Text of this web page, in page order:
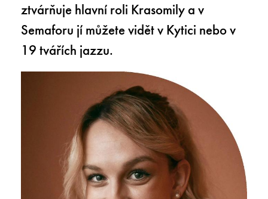
ztvárňuje hlavní roli Krasomily a v
Semaforu jí můžete vidět v Kytici nebo v
19 tvářích jazzu.